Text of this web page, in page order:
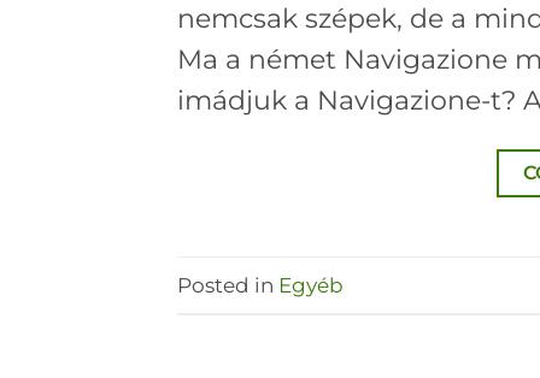
nemcsak szépek, de a
Ma a német Navigazione
imádjuk a Navigazione-t?
Posted in Egyéb